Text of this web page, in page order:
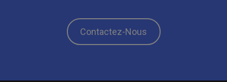
Contactez-Nous